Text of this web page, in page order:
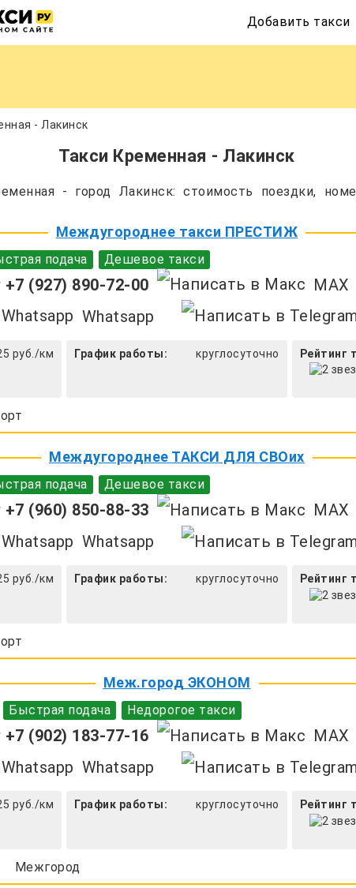
Добавить такси
- Лакинск
Такси Кременная - Лакинск
- город Лакинск: стоимость поездки,
Междугороднее такси ПРЕСТИЖ
подача Дешевое такси
(927) 890-72-00
MAX
Whatsapp
руб./км График работы: круглосуточно Рейтинг
Междугороднее ТАКСИ ДЛЯ СВОих
подача Дешевое такси
(960) 850-88-33
MAX
Whatsapp
руб./км График работы: круглосуточно Рейтинг
Меж.город ЭКОНОМ
Быстрая подача Недорогое такси
(902) 183-77-16
MAX
Whatsapp
руб./км График работы: круглосуточно Рейтинг
Межгород